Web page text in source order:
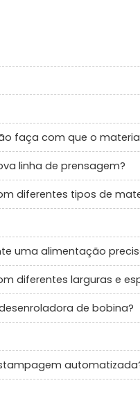
faça com que o
linha de prensagem?
diferentes tipos de
uma alimentação
diferentes larguras e
de bobina?